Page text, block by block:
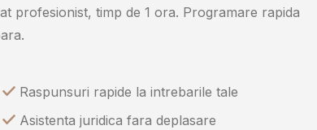
profesionist, timp de 1 ora. Programare rapida
Raspunsuri rapide la intrebarile tale
Asistenta juridica fara deplasare